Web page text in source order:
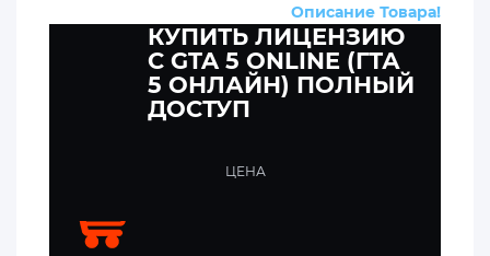
Описание Товара!
КУПИТЬ ЛИЦЕНЗИЮ
C GTA 5 ONLINE (ГТА
5 ОНЛАЙН) ПОЛНЫЙ
ДОСТУП
ЦЕНА